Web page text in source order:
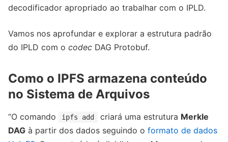
decodificador apropriado ao trabalhar com o IPLD.
Vamos nos aprofundar e explorar a estrutura padrão
do IPLD com o codec DAG Protobuf.
Como o IPFS armazena conteúdo
no Sistema de Arquivos
“O comando ipfs add criará uma estrutura Merkle
DAG à partir dos dados seguindo o formato de dados